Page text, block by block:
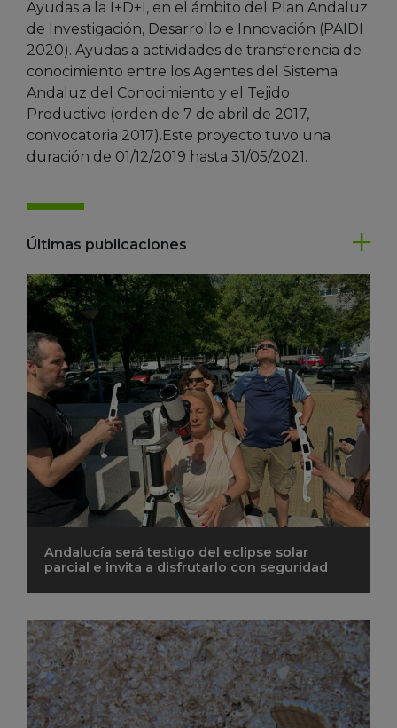
Ayudas a la I+D+I, en el ámbito del Plan Andaluz
de Investigación, Desarrollo e Innovación (PAIDI
2020). Ayudas a actividades de transferencia de
conocimiento entre los Agentes del Sistema
Andaluz del Conocimiento y el Tejido
Productivo (orden de 7 de abril de 2017,
convocatoria 2017).Este proyecto tuvo una
duración de 01/12/2019 hasta 31/05/2021.
Últimas publicaciones
Andalucía será testigo del eclipse solar
parcial e invita a disfrutarlo con seguridad